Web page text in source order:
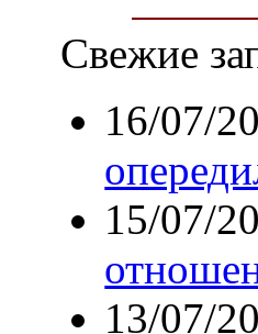
Свежие
16/07/
15/07/
13/07/